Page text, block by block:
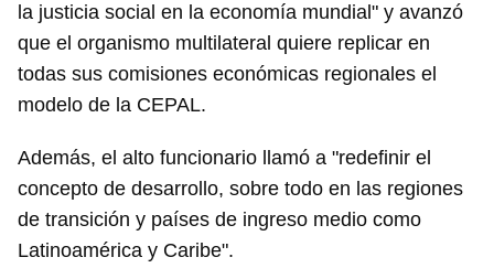
la justicia social en la economía mundial" y avanzó
que el organismo multilateral quiere replicar en
todas sus comisiones económicas regionales el
modelo de la CEPAL.
Además, el alto funcionario llamó a "redefinir el
concepto de desarrollo, sobre todo en las regiones
de transición y países de ingreso medio como
Latinoamérica y Caribe".